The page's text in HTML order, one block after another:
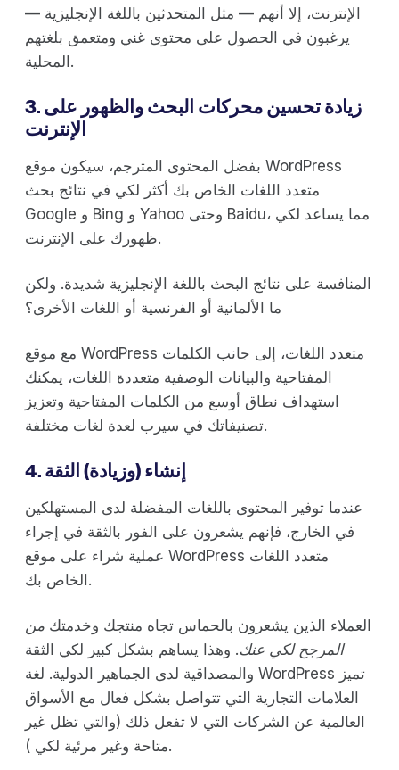
الإنترنت، إلا أنهم — مثل المتحدثين باللغة الإنجليزية —
يرغبون في الحصول على محتوى غني ومتعمق بلغتهم
المحلية.
3. زيادة تحسين محركات البحث والظهور على
الإنترنت
بفضل المحتوى المترجم، سيكون موقع WordPress
متعدد اللغات الخاص بك أكثر لكي في نتائج بحث
Google و Bing و Yahoo وحتى Baidu، مما يساعد لكي
ظهورك على الإنترنت.
المنافسة على نتائج البحث باللغة الإنجليزية شديدة. ولكن
ما الألمانية أو الفرنسية أو اللغات الأخرى؟
مع موقع WordPress متعدد اللغات، إلى جانب الكلمات
المفتاحية والبيانات الوصفية متعددة اللغات، يمكنك
استهداف نطاق أوسع من الكلمات المفتاحية وتعزيز
تصنيفاتك في سيرب لعدة لغات مختلفة.
4. إنشاء (وزيادة) الثقة
عندما توفير المحتوى باللغات المفضلة لدى المستهلكين
في الخارج، فإنهم يشعرون على الفور بالثقة في إجراء
عملية شراء على موقع WordPress متعدد اللغات
الخاص بك.
العملاء الذين يشعرون بالحماس تجاه منتجك وخدمتك من
المرجح لكي عنك. وهذا يساهم بشكل كبير لكي الثقة
والمصداقية لدى الجماهير الدولية. لغة WordPress تميز
العلامات التجارية التي تتواصل بشكل فعال مع الأسواق
العالمية عن الشركات التي لا تفعل ذلك (والتي تظل غير
متاحة وغير مرئية لكي ).